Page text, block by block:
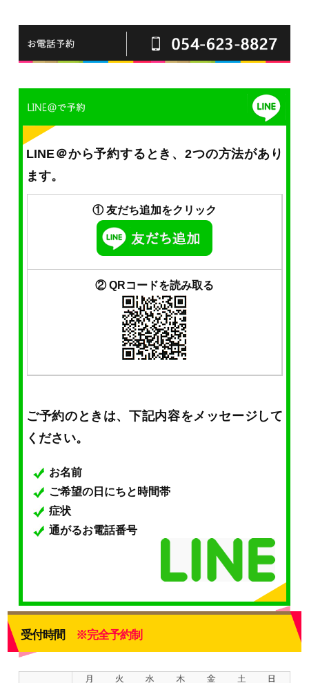
LINE＠から予約するとき、2つの方法があり
ます。
① 友だち追加をクリック
② QRコードを読み取る
ご予約のときは、下記内容をメッセージして
ください。
お名前
ご希望の日にちと時間帯
症状
通がるお電話番号
受付時間 ※完全予約制